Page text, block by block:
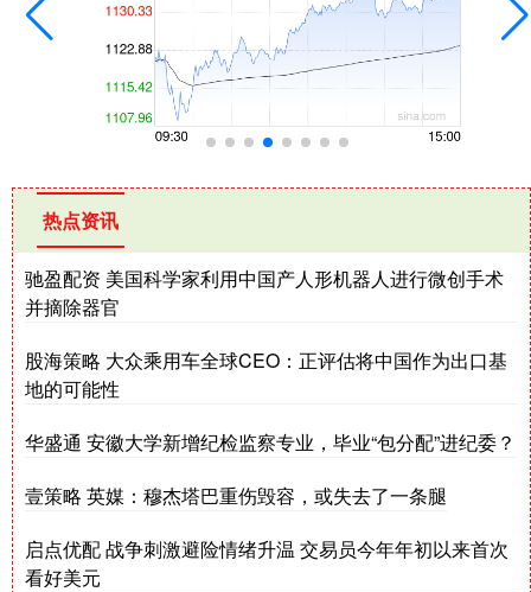
热点资讯
驰盈配资 美国科学家利用中国产人形机器人进行微创手术
并摘除器官
股海策略 大众乘用车全球CEO：正评估将中国作为出口基
地的可能性
华盛通 安徽大学新增纪检监察专业，毕业“包分配”进纪委？
壹策略 英媒：穆杰塔巴重伤毁容，或失去了一条腿
启点优配 战争刺激避险情绪升温 交易员今年年初以来首次
看好美元